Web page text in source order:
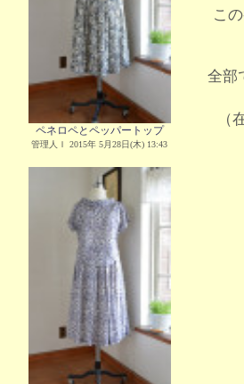
ペネロペとペッパートップ
管理人Ｉ 2015年 5月28日(木) 13:43
こ
全部
（